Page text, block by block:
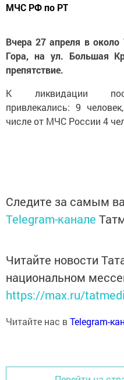
МЧС РФ по РТ
Вчера 27 апреля в
Гора, на ул. Большая
препятствие.
К ликвидации
привлекались: 9
числе от МЧС России 4
Следите за самым
Telegram-канале
Читайте новости
национальном
https://max.ru/
Читайте нас вTelegram-